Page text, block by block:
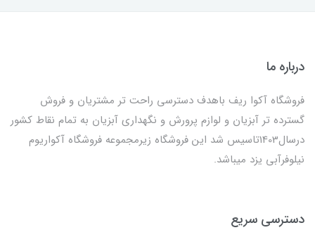
درباره ما
فروشگاه آکوا ریف باهدف دسترسی راحت تر مشتریان و فروش
گسترده تر آبزیان و لوازم پرورش و نگهداری آبزیان به تمام نقاط کشور
درسال1403تاسیس شد این فروشگاه زیرمجموعه فروشگاه آکواریوم
نیلوفرآبی یزد میباشد.
دسترسی سریع